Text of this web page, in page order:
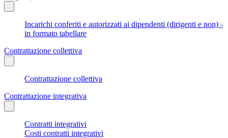
Incarichi conferiti e autorizzati ai dipendenti (dirigenti e non) -
in formato tabellare
Contrattazione collettiva
Contrattazione collettiva
Contrattazione integrativa
Contratti integrativi
Costi contratti integrativi